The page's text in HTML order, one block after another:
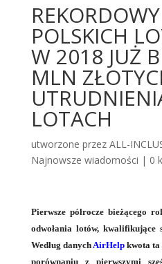
POLSKICH
W 2018 JUŻ
MLN
LOTACH
utworzone przez ALL-
Najnowsze wiadomości | 0
Pierwsze półrocze bieżącego
odwołania lotów, kwalifikujące
Według danychAirHelp kwota ta
porównaniu z pierwszymi